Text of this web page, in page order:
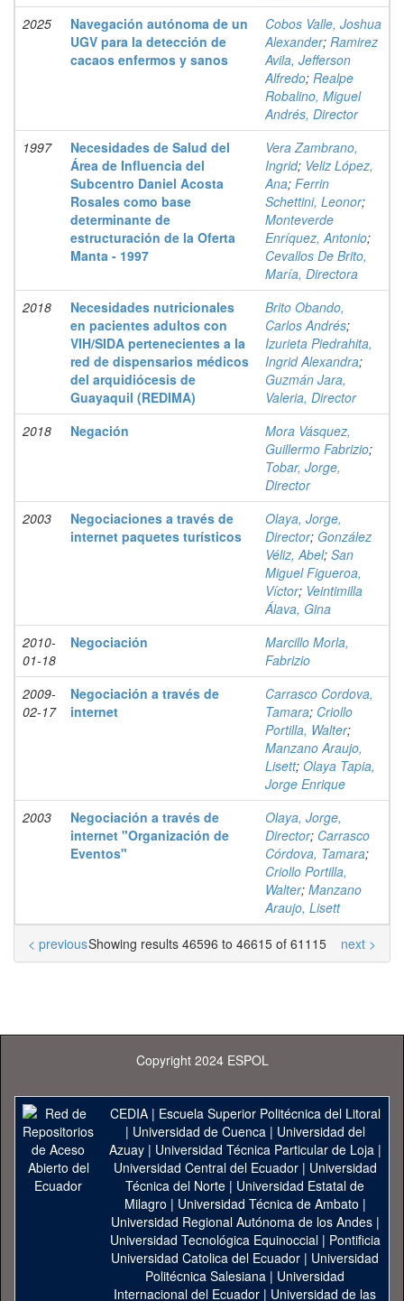
2025
Navegación autónoma de un
UGV para la detección de
cacaos enfermos y sanos
Cobos Valle, Joshua
Alexander; Ramirez
Avila, Jefferson
Alfredo; Realpe
Robalino, Miguel
Andrés, Director
1997
Necesidades de Salud del
Área de Influencia del
Subcentro Daniel Acosta
Rosales como base
determinante de
estructuración de la Oferta
Manta - 1997
Vera Zambrano,
Ingrid; Veliz López,
Ana; Ferrin
Schettini, Leonor;
Monteverde
Enríquez, Antonio;
Cevallos De Brito,
María, Directora
2018
Necesidades nutricionales
en pacientes adultos con
VIH/SIDA pertenecientes a la
red de dispensarios médicos
del arquidiócesis de
Guayaquil (REDIMA)
Brito Obando,
Carlos Andrés;
Izurieta Piedrahita,
Ingrid Alexandra;
Guzmán Jara,
Valeria, Director
2018
Negación
Mora Vásquez,
Guillermo Fabrizio;
Tobar, Jorge,
Director
2003
Negociaciones a través de
internet paquetes turísticos
Olaya, Jorge,
Director; González
Véliz, Abel; San
Miguel Figueroa,
Víctor; Veintimilla
Álava, Gina
2010-
01-18
Negociación
Marcillo Morla,
Fabrizio
2009-
02-17
Negociación a través de
internet
Carrasco Cordova,
Tamara; Criollo
Portilla, Walter;
Manzano Araujo,
Lisett; Olaya Tapia,
Jorge Enrique
2003
Negociación a través de
internet "Organización de
Eventos"
Olaya, Jorge,
Director; Carrasco
Córdova, Tamara;
Criollo Portilla,
Walter; Manzano
Araujo, Lisett
Showing results 46596 to 46615 of 61115
< previous next >
Copyright 2024 ESPOL
CEDIA| Escuela Superior Politécnica del Litoral
| Universidad de Cuenca| Universidad del
Azuay| Universidad Técnica Particular de Loja|
Universidad Central del Ecuador| Universidad
Técnica del Norte | Universidad Estatal de
Milagro | Universidad Técnica de Ambato |
Universidad Regional Autónoma de los Andes|
Universidad Tecnológica Equinoccial| Pontificia
Universidad Catolica del Ecuador | Universidad
Politécnica Salesiana | Universidad
Internacional del Ecuador | Universidad de las